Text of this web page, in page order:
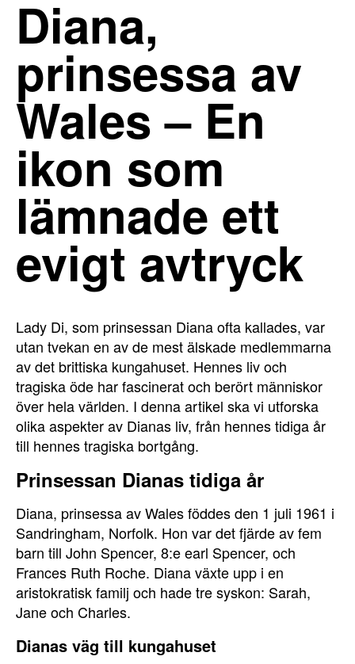
Diana,
prinsessa av
Wales – En
ikon som
lämnade ett
evigt avtryck
Lady Di, som prinsessan Diana ofta kallades, var
utan tvekan en av de mest älskade medlemmarna
av det brittiska kungahuset. Hennes liv och
tragiska öde har fascinerat och berört människor
över hela världen. I denna artikel ska vi utforska
olika aspekter av Dianas liv, från hennes tidiga år
till hennes tragiska bortgång.
Prinsessan Dianas tidiga år
Diana, prinsessa av Wales föddes den 1 juli 1961 i
Sandringham, Norfolk. Hon var det fjärde av fem
barn till John Spencer, 8:e earl Spencer, och
Frances Ruth Roche. Diana växte upp i en
aristokratisk familj och hade tre syskon: Sarah,
Jane och Charles.
Dianas väg till kungahuset